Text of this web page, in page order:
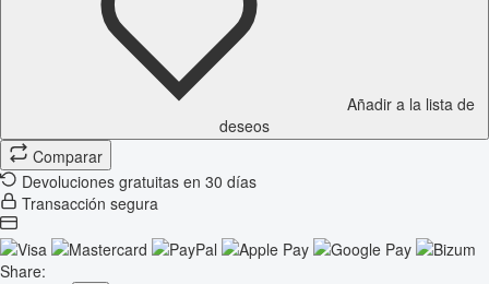
Añadir a la lista de
deseos
Comparar
Devoluciones gratuitas en 30 días
Transacción segura
Share: